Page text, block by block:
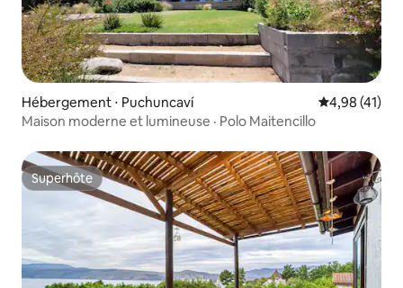
Hébergement ⋅ Puchuncaví Évaluation
4,98 (41)
Maison moderne et lumineuse · Polo Maitencillo
Superhôte
Superhôte